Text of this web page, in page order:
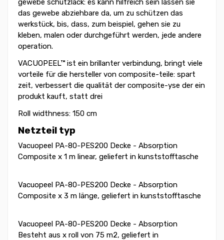
gewebe schutzlack: es kann hilfreich sein lassen sie
das gewebe abziehbare da, um zu schützen das
werkstück, bis, dass, zum beispiel, gehen sie zu
kleben, malen oder durchgeführt werden, jede andere
operation.
VACUOPEEL™ ist ein brillanter verbindung, bringt viele
vorteile für die hersteller von composite-teile: spart
zeit, verbessert die qualität der composite-yse der ein
produkt kauft, statt drei
Roll widthness: 150 cm
Netzteil typ
Vacuopeel PA-80-PES200 Decke - Absorption
Composite x 1 m linear, geliefert in kunststofftasche
Vacuopeel PA-80-PES200 Decke - Absorption
Composite x 3 m länge, geliefert in kunststofftasche
Vacuopeel PA-80-PES200 Decke - Absorption
Besteht aus x roll von 75 m2, geliefert in